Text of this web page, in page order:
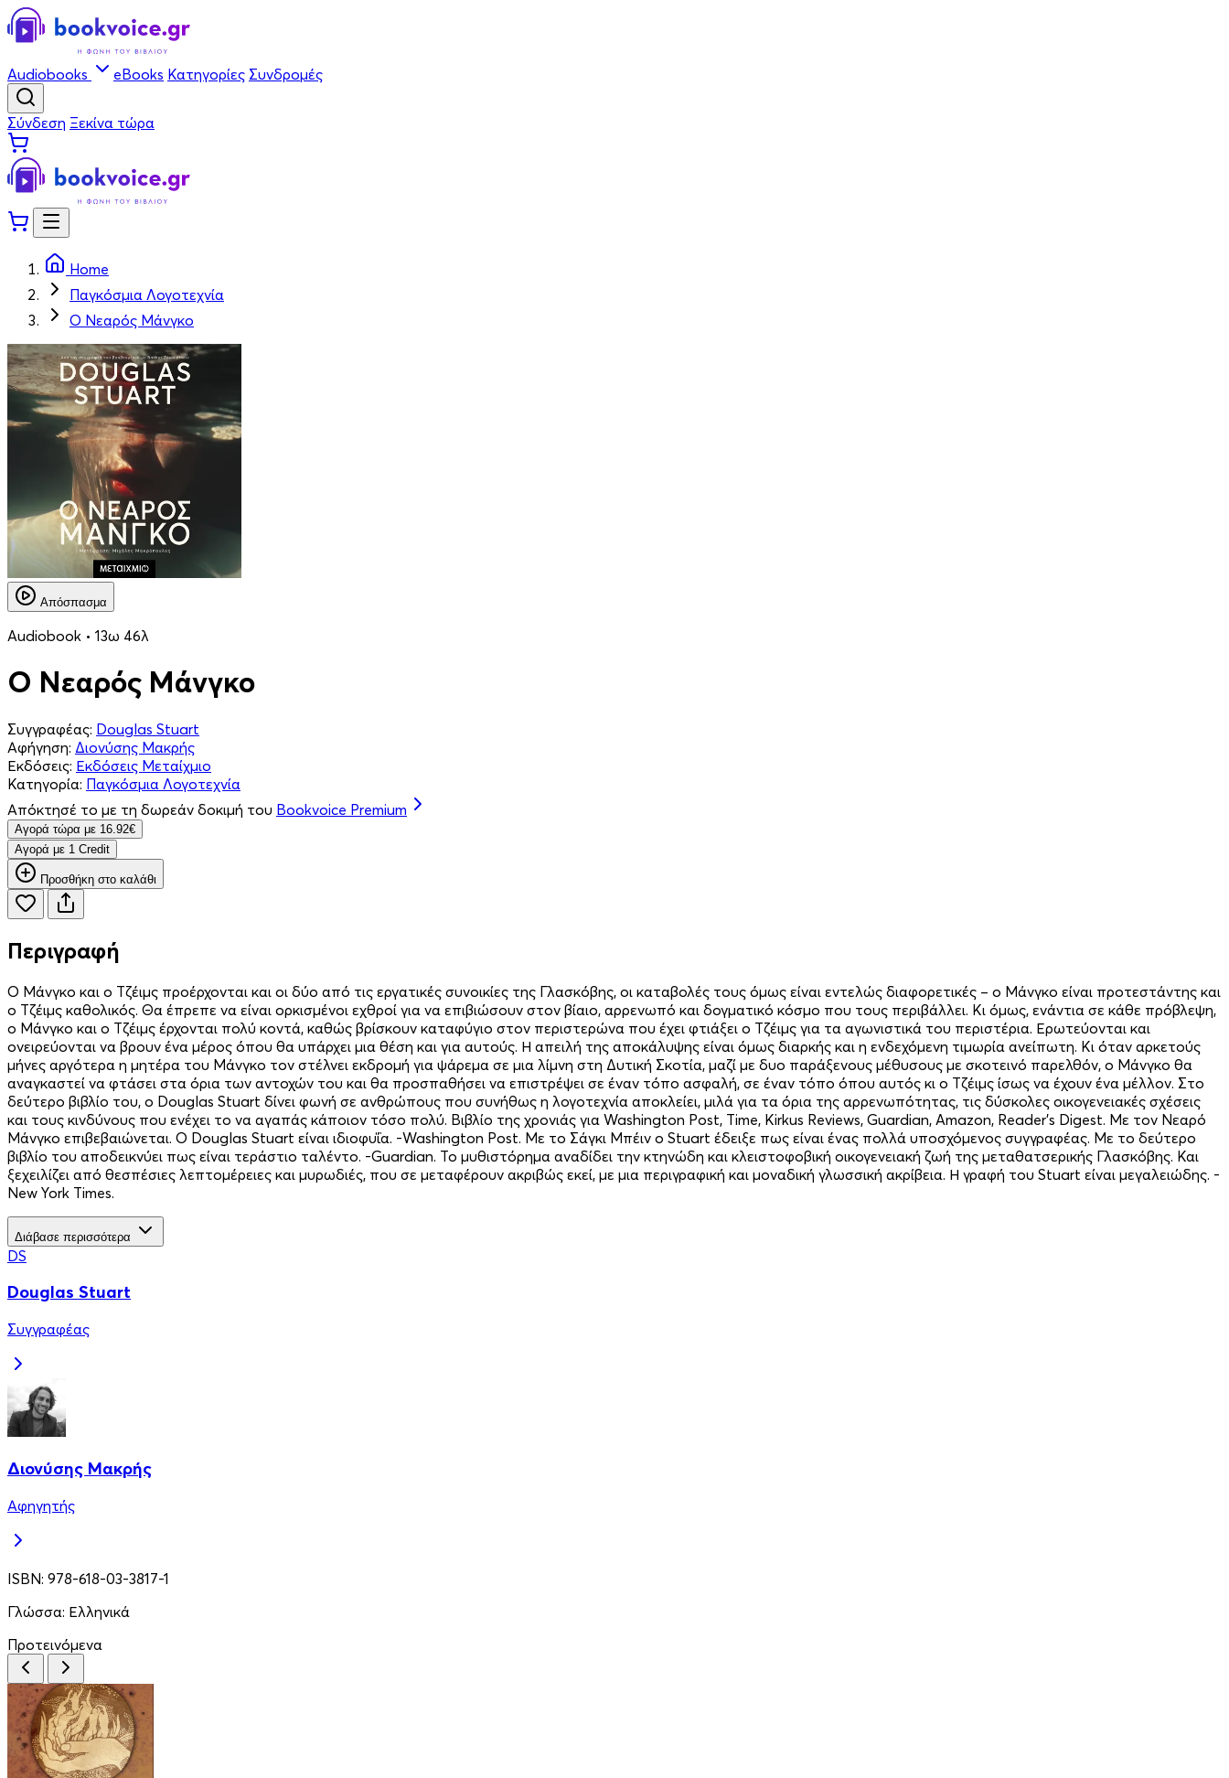
Audiobooks eBooks Κατηγορίες Συνδρομές
Σύνδεση Ξεκίνα τώρα
Home
Παγκόσμια Λογοτεχνία
Ο Νεαρός Μάνγκο
Απόσπασμα
Audiobook • 13ω 46λ
Ο Νεαρός Μάνγκο
Συγγραφέας: Douglas Stuart
Αφήγηση: Διονύσης Μακρής
Εκδόσεις: Εκδόσεις Μεταίχμιο
Κατηγορία: Παγκόσμια Λογοτεχνία
Απόκτησέ το με τη δωρεάν δοκιμή του Bookvoice Premium
Aγορά τώρα με 16.92€
Aγορά με 1 Credit
Προσθήκη στο καλάθι
Περιγραφή
Ο Μάνγκο και ο Τζέιμς προέρχονται και οι δύο από τις εργατικές συνοικίες της Γλασκόβης, οι καταβολές τους όμως είναι εντελώς διαφορετικές – ο Μάνγκο είναι προτεστάντης και
ο Τζέιμς καθολικός. Θα έπρεπε να είναι ορκισμένοι εχθροί για να επιβιώσουν στον βίαιο, αρρενωπό και δογματικό κόσμο που τους περιβάλλει. Κι όμως, ενάντια σε κάθε πρόβλεψη,
ο Μάνγκο και ο Τζέιμς έρχονται πολύ κοντά, καθώς βρίσκουν καταφύγιο στον περιστερώνα που έχει φτιάξει ο Τζέιμς για τα αγωνιστικά του περιστέρια. Ερωτεύονται και
ονειρεύονται να βρουν ένα μέρος όπου θα υπάρχει μια θέση και για αυτούς. Η απειλή της αποκάλυψης είναι όμως διαρκής και η ενδεχόμενη τιμωρία ανείπωτη. Κι όταν αρκετούς
μήνες αργότερα η μητέρα του Μάνγκο τον στέλνει εκδρομή για ψάρεμα σε μια λίμνη στη Δυτική Σκοτία, μαζί με δυο παράξενους μέθυσους με σκοτεινό παρελθόν, ο Μάνγκο θα
αναγκαστεί να φτάσει στα όρια των αντοχών του και θα προσπαθήσει να επιστρέψει σε έναν τόπο ασφαλή, σε έναν τόπο όπου αυτός κι ο Τζέιμς ίσως να έχουν ένα μέλλον. Στο
δεύτερο βιβλίο του, ο Douglas Stuart δίνει φωνή σε ανθρώπους που συνήθως η λογοτεχνία αποκλείει, μιλά για τα όρια της αρρενωπότητας, τις δύσκολες οικογενειακές σχέσεις
και τους κινδύνους που ενέχει το να αγαπάς κάποιον τόσο πολύ. Βιβλίο της χρονιάς για Washington Post, Time, Kirkus Reviews, Guardian, Amazon, Reader’s Digest. Με τον Νεαρό
Μάνγκο επιβεβαιώνεται. Ο Douglas Stuart είναι ιδιοφυΐα. -Washington Post. Με το Σάγκι Μπέιν ο Stuart έδειξε πως είναι ένας πολλά υποσχόμενος συγγραφέας. Με το δεύτερο
βιβλίο του αποδεικνύει πως είναι τεράστιο ταλέντο. -Guardian. Το μυθιστόρημα αναδίδει την κτηνώδη και κλειστοφοβική οικογενειακή ζωή της μεταθατσερικής Γλασκόβης. Και
ξεχειλίζει από θεσπέσιες λεπτομέρειες και μυρωδιές, που σε μεταφέρουν ακριβώς εκεί, με μια περιγραφική και μοναδική γλωσσική ακρίβεια. Η γραφή του Stuart είναι μεγαλειώδης. -
New York Times.
Διάβασε περισσότερα
DS
Douglas Stuart
Συγγραφέας
Διονύσης Μακρής
Αφηγητής
ISBN: 978-618-03-3817-1
Γλώσσα: Ελληνικά
Προτεινόμενα